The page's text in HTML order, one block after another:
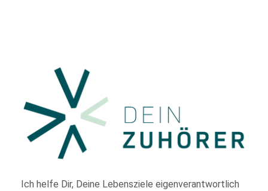
Ich helfe Dir, Deine Lebensziele eigenverantwortlich